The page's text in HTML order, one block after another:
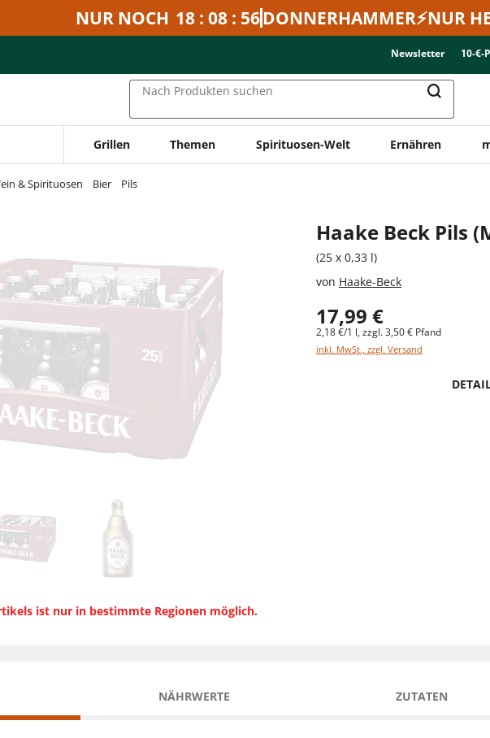
NUR NOCH 18 : 08 : 56DONNERHAMMER⚡NUR
Newsletter 10-€-
Nach Produkten suchen
Grillen Themen Spirituosen-Welt Ernähren
& Spirituosen Bier Pils
ist nur in bestimmte Regionen möglich.
Haake Beck Pils
(25 x 0,33 l)
von Haake-Beck
17,99 €
2,18 €/1 l, zzgl. 3,50 € Pfand
inkl. MwSt., zzgl. Versand
NÄHRWERTE ZUTATEN